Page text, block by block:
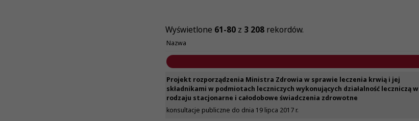
Wyświetlone 61-80z 3 208rekordów.
Nazwa
Projekt rozporządzenia Ministra Zdrowia w sprawie leczenia krwią i jej
składnikami w podmiotach leczniczych wykonujących działalność leczniczą w
rodzaju stacjonarne i całodobowe świadczenia zdrowotne
konsultacje publiczne do dnia 19 lipca 2017 r.